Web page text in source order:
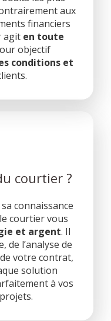
aux
financiers
agit en toute
objectif
conditions et
courtier ?
connaissance
courtier vous
et argent. Il
de l’analyse de
votre contrat,
solution
à vos